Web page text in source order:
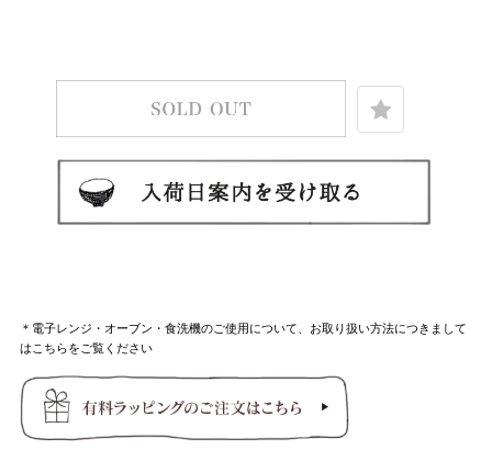
＊電子レンジ・オーブン・食洗機のご使用について、お取り扱い方法につきまして
はこちらをご覧ください